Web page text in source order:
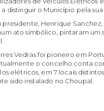
distinguir o Município pela
presidente, Henrique
ato simbólico, pintaram
Vedras foi pioneiro em
o concelho conta
elétricos, em 7 locais
sido instalado no Choupal.